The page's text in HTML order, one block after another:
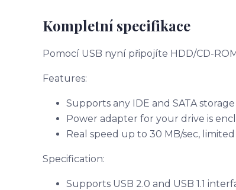
Kompletní specifikace
Pomocí USB nyní připojíte HDD/CD-
Features:
Supports any IDE and SATA
Power adapter for your drive is
Real speed up to 30 MB/sec,
Specification:
Supports USB 2.0 and USB 1.1